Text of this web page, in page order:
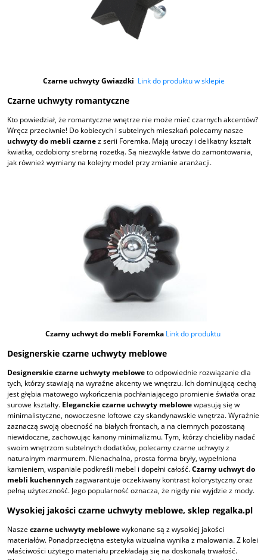
Czarne uchwyty Gwiazdki Link do produktu w sklepie
Czarne uchwyty romantyczne
Kto powiedział, że romantyczne wnętrze nie może mieć czarnych akcentów?
Wręcz przeciwnie! Do kobiecych i subtelnych mieszkań polecamy nasze
uchwyty do mebli czarnez serii Foremka. Mają uroczy i delikatny kształt
kwiatka, ozdobiony srebrną rozetką. Są niezwykle łatwe do zamontowania,
jak również wymiany na kolejny model przy zmianie aranżacji.
Czarny uchwyt do mebli Foremka Link do produktu
Designerskie czarne uchwyty meblowe
Designerskie czarne uchwyty mebloweto odpowiednie rozwiązanie dla
tych, którzy stawiają na wyraźne akcenty we wnętrzu. Ich dominującą cechą
jest głębia matowego wykończenia pochłaniającego promienie światła oraz
surowe kształty. Eleganckie czarne uchwyty meblowewpasują się w
minimalistyczne, nowoczesne loftowe czy skandynawskie wnętrza. Wyraźnie
zaznaczą swoją obecność na białych frontach, a na ciemnych pozostaną
niewidoczne, zachowując kanony minimalizmu. Tym, którzy chcieliby nadać
swoim wnętrzom subtelnych dodatków, polecamy czarne uchwyty z
naturalnym marmurem. Nienachalna, prosta forma bryły, wypełniona
kamieniem, wspaniale podkreśli mebel i dopełni całość.Czarny uchwyt do
mebli kuchennych zagwarantuje oczekiwany kontrast kolorystyczny oraz
pełną użyteczność. Jego popularność oznacza, że nigdy nie wyjdzie z mody.
Wysokiej jakości czarne uchwyty meblowe, sklep regalka.pl
Nasze czarne uchwyty meblowewykonane są z wysokiej jakości
materiałów. Ponadprzeciętna estetyka wizualna wynika z malowania. Z kolei
właściwości użytego materiału przekładają się na doskonałą trwałość.